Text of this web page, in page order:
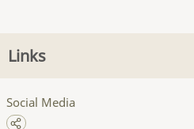
Links
Social Media